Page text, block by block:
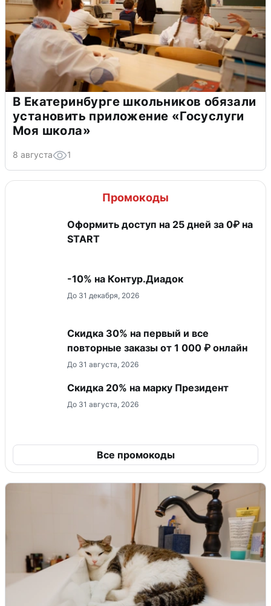
В Екатеринбурге школьников обязали
установить приложение «Госуслуги
Моя школа»
8 августа 1
Промокоды
Оформить доступ на 25 дней за 0₽ на
START
-10% на Контур.Диадок
До 31 декабря, 2026
Скидка 30% на первый и все
повторные заказы от 1 000 ₽ онлайн
До 31 августа, 2026
Скидка 20% на марку Президент
До 31 августа, 2026
Все промокоды